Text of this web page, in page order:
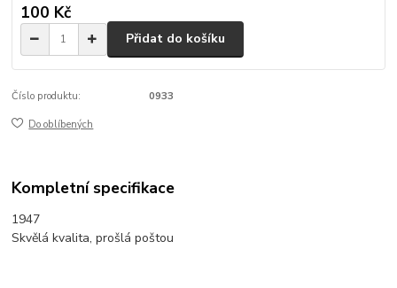
100 Kč
Přidat do košíku
Číslo produktu: 0933
Do oblíbených
Kompletní specifikace
1947
Skvělá kvalita, prošlá poštou